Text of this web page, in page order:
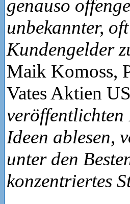
genauso
unbekannter,
Kundengelder
Maik Komoss,
Vates Aktien
veröffentlichten
Ideen ablesen,
unter den
konzentriertes